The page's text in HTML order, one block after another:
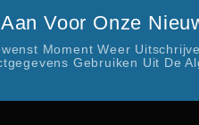
Voor Onze
Moment Weer
Gebruiken Uit De